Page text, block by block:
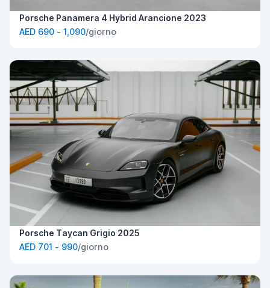
Porsche Panamera 4 Hybrid Arancione 2023
AED 690 - 1,090/giorno
Porsche Taycan Grigio 2025
AED 701 - 990/giorno